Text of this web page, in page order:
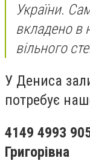
України.
вкладено в
вільного
У Дениса
потребує
4149 4993
Григорівна